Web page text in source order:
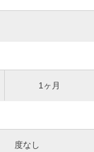
1ヶ月
度なし